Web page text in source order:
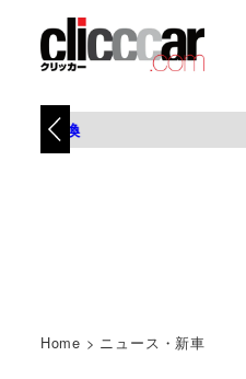
タイヤ交換
Home > ニュース・新車